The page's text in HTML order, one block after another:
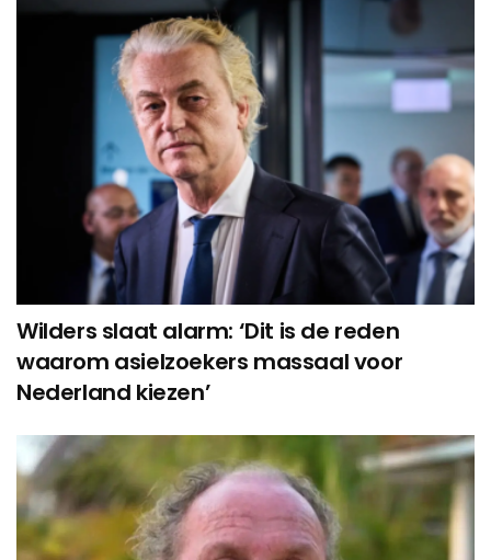
Wilders slaat alarm: ‘Dit is de reden
waarom asielzoekers massaal voor
Nederland kiezen’